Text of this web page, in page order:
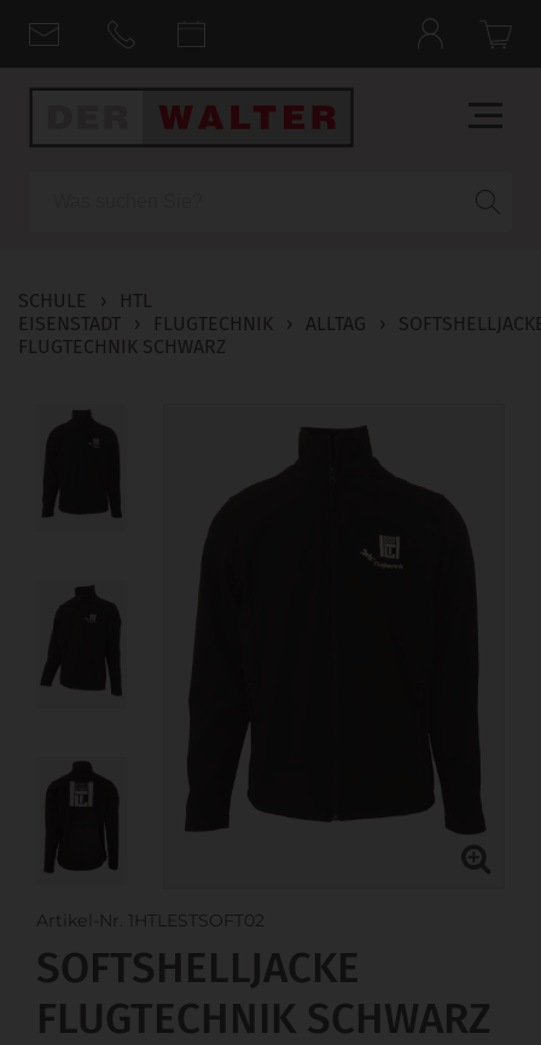
SCHULE ›
HTL
EISENSTADT
› FLUGTECHNIK › ALLTAG ›
FLUGTECHNIK SCHWARZ
Artikel-Nr. 1HTLESTSOFT02
SOFTSHELLJACKE
FLUGTECHNIK SCHWARZ